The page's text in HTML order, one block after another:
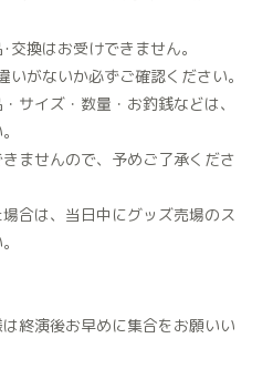
換はお受けできません。
がないか必ずご確認ください。
サイズ・数量・お釣銭などは、
ませんので、予めご了承くださ
合は、当日中にグッズ売場のス
終演後お早めに集合をお願いい